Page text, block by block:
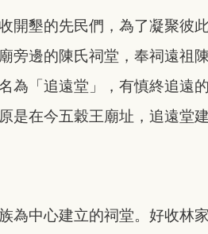
開墾的先民們，為了凝聚彼
旁邊的陳氏祠堂，奉祠遠祖
為「追遠堂」，有慎終追遠
是在今五穀王廟址，追遠堂
為中心建立的祠堂。好收林